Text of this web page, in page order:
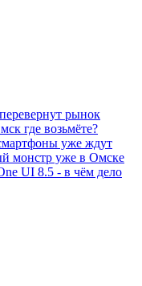
рынок
где возьмёте?
уже ждут
монстр уже в Омске
UI 8.5 - в чём дело